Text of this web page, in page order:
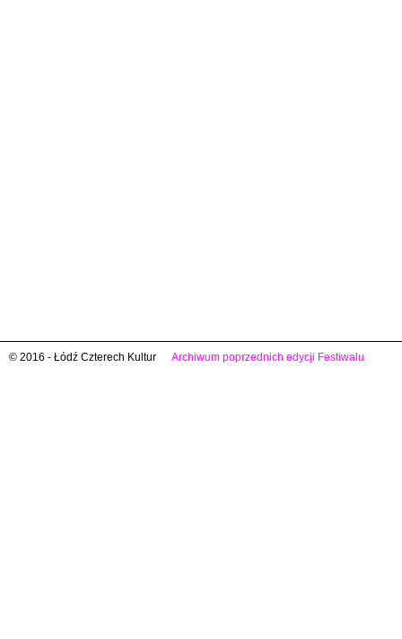
© 2016 - Łódź Czterech Kultur Archiwum poprzednich edycji Festiwalu